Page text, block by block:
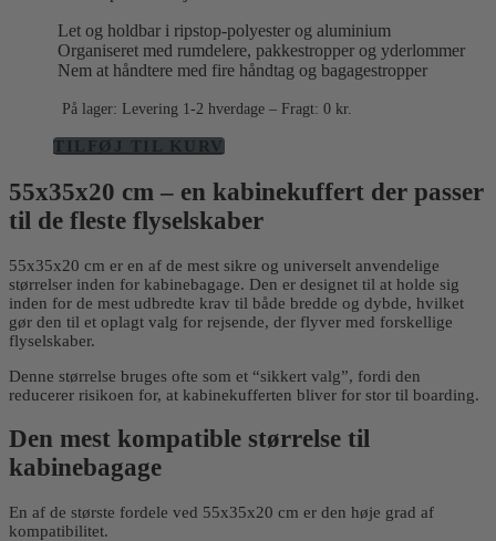
Let og holdbar i ripstop-polyester og aluminium
Organiseret med rumdelere, pakkestropper og yderlommer
Nem at håndtere med fire håndtag og bagagestropper
På lager: Levering 1-2 hverdage – Fragt: 0 kr.
TILFØJ TIL KURV
55x35x20 cm – en kabinekuffert der passer
til de fleste flyselskaber
55x35x20 cm er en af de mest sikre og universelt anvendelige
størrelser inden for kabinebagage. Den er designet til at holde sig
inden for de mest udbredte krav til både bredde og dybde, hvilket
gør den til et oplagt valg for rejsende, der flyver med forskellige
flyselskaber.
Denne størrelse bruges ofte som et “sikkert valg”, fordi den
reducerer risikoen for, at kabinekufferten bliver for stor til boarding.
Den mest kompatible størrelse til
kabinebagage
En af de største fordele ved 55x35x20 cm er den høje grad af
kompatibilitet.